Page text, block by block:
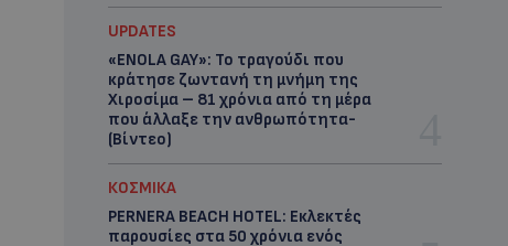
UPDATES
«ENOLA GAY»: Το τραγούδι που
κράτησε ζωντανή τη μνήμη της
Χιροσίμα – 81 χρόνια από τη μέρα
που άλλαξε την ανθρωπότητα-
(Bίντεο)
ΚΟΣΜΙΚΑ
PERNERA BEACH HOTEL: Εκλεκτές
παρουσίες στα 50 χρόνια ενός